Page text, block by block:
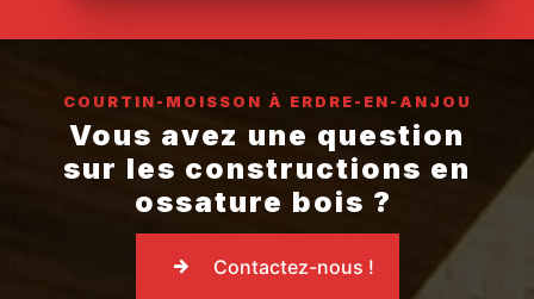
COURTIN-MOISSON À ERDRE-EN-ANJOU
Vous avez une question
sur les constructions en
ossature bois ?
Contactez-nous !